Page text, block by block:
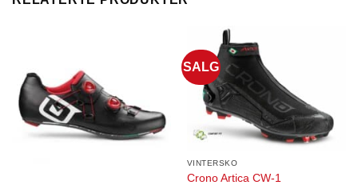
SALG
VINTERSKO
Crono Artica CW-1